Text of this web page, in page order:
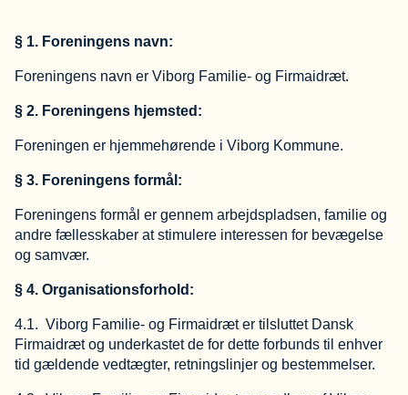
§ 1. Foreningens navn:
Foreningens navn er Viborg Familie- og Firmaidræt.
§ 2. Foreningens hjemsted:
Foreningen er hjemmehørende i Viborg Kommune.
§ 3. Foreningens formål:
Foreningens formål er gennem arbejdspladsen, familie og
andre fællesskaber at stimulere interessen for bevægelse
og samvær.
§ 4. Organisationsforhold:
4.1. Viborg Familie- og Firmaidræt er tilsluttet Dansk
Firmaidræt og underkastet de for dette forbunds til enhver
tid gældende vedtægter, retningslinjer og bestemmelser.